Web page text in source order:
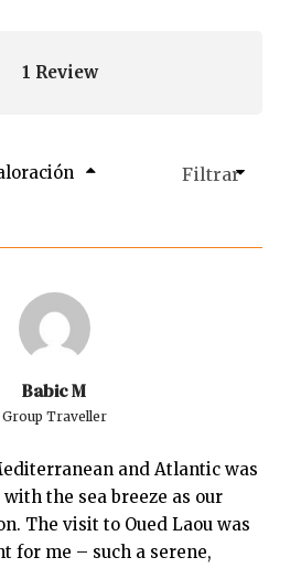
1 Review
Babic M
Group Traveller
and Atlantic was
the sea breeze as our
The visit to Oued Laou was
for me – such a serene,